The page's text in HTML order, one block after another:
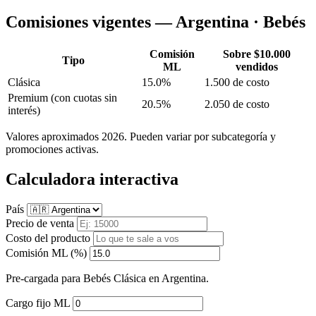
Comisiones vigentes — Argentina · Bebés
Tipo
Comisión
ML
Sobre $10.000
vendidos
Clásica
15.0%
1.500 de costo
Premium (con cuotas sin
interés)
20.5% 2.050 de costo
Valores aproximados 2026. Pueden variar por subcategoría y
promociones activas.
Calculadora interactiva
País
Precio de venta
Costo del producto
Comisión ML (%)
Pre-cargada para Bebés Clásica en Argentina.
Cargo fijo ML